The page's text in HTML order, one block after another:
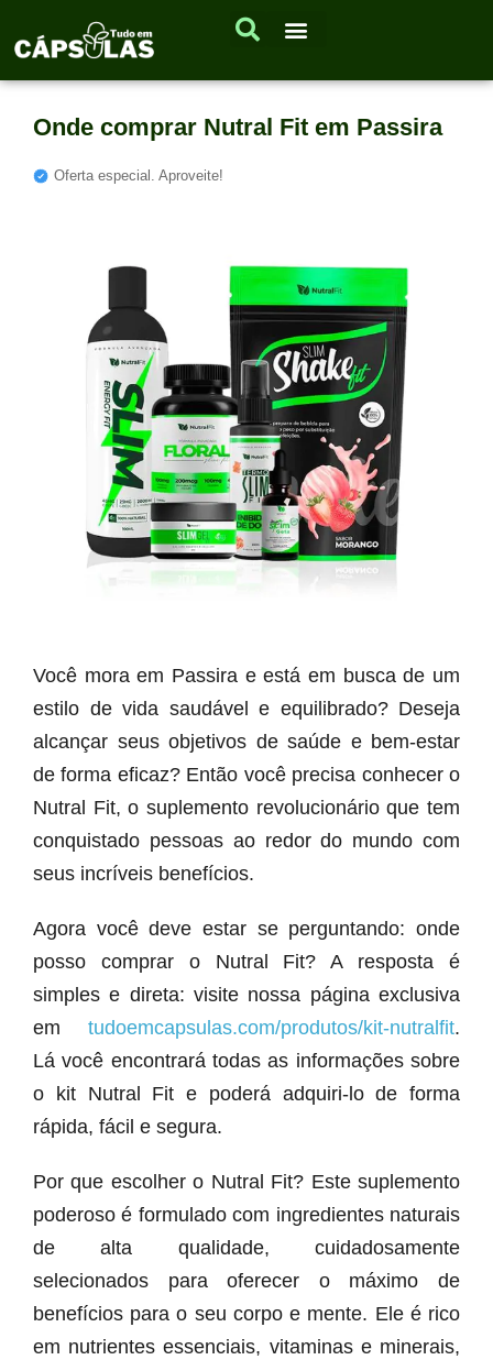
Onde comprar Nutral Fit em Passira
Oferta especial. Aproveite!
Você mora em Passira e está em busca de um
estilo de vida saudável e equilibrado? Deseja
alcançar seus objetivos de saúde e bem-estar
de forma eficaz? Então você precisa conhecer o
Nutral Fit, o suplemento revolucionário que tem
conquistado pessoas ao redor do mundo com
seus incríveis benefícios.
Agora você deve estar se perguntando: onde
posso comprar o Nutral Fit? A resposta é
simples e direta: visite nossa página exclusiva
em tudoemcapsulas.com/produtos/kit-nutralfit.
Lá você encontrará todas as informações sobre
o kit Nutral Fit e poderá adquiri-lo de forma
rápida, fácil e segura.
Por que escolher o Nutral Fit? Este suplemento
poderoso é formulado com ingredientes naturais
de alta qualidade, cuidadosamente
selecionados para oferecer o máximo de
benefícios para o seu corpo e mente. Ele é rico
em nutrientes essenciais, vitaminas e minerais,